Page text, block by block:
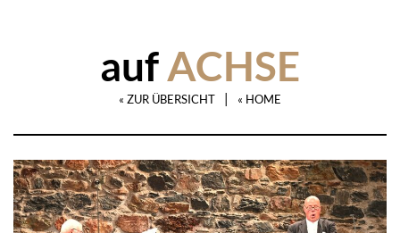
aufACHSE
« ZUR ÜBERSICHT | « HOME